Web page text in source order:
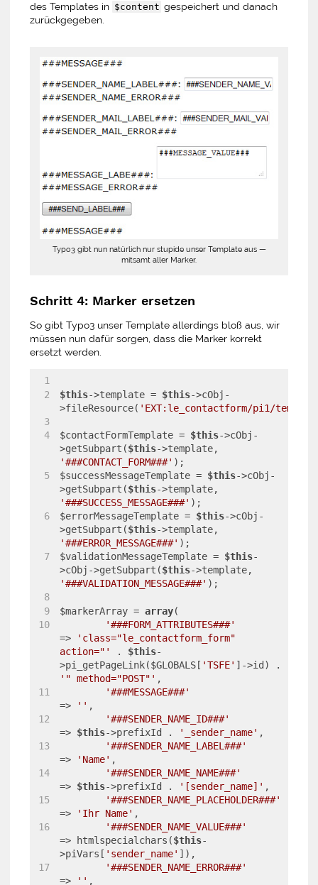
des Templates in $content gespeichert und danach
zurückgegeben.
Typo3 gibt nun natürlich nur stupide unser Template aus —
mitsamt aller Marker.
Schritt 4: Marker ersetzen
So gibt Typo3 unser Template allerdings bloß aus, wir
müssen nun dafür sorgen, dass die Marker korrekt
ersetzt werden.
$this->template = $this->cObj-
>fileResource( 'EXT:le_contactform/pi1/
$contactFormTemplate = $this->cObj-
>getSubpart($this
'###CONTACT_FORM###' );
$successMessageTemplate = $this->cObj-
>getSubpart($this
'###SUCCESS_MESSAGE###' );
$errorMessageTemplate = $this->cObj-
>getSubpart($this
'###ERROR_MESSAGE###' );
$validationMessageTemplate = $this-
>cObj->getSubpart($this
'###VALIDATION_MESSAGE###' );
$markerArray = array(
'###FORM_ATTRIBUTES###'
=>
'class="le_contactform_form"
action="'
. $this-
>pi_getPageLink($GLOBALS[ 'TSFE'
'" method="POST"' ,
'###MESSAGE###'
=>
'' ,
'###SENDER_NAME_ID###'
=> $this->prefixId . '_sender_name' ,
'###SENDER_NAME_LABEL###'
=>
'Name' ,
'###SENDER_NAME_NAME###'
=> $this->prefixId . '[sender_name]' ,
'###SENDER_NAME_PLACEHOLDER###'
=>
'Ihr Name' ,
'###SENDER_NAME_VALUE###'
=> htmlspecialchars($this-
>piVars[ 'sender_name' ]),
'###SENDER_NAME_ERROR###'
=>
'' ,